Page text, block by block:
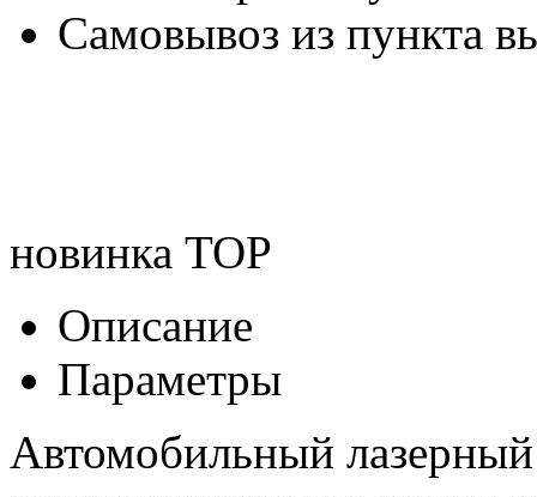
Самовывоз из пункта
новинка TOP
Описание
Параметры
Автомобильный